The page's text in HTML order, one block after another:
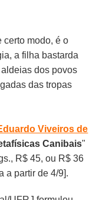
certo modo, é o
a filha bastarda
dos povos
das tropas
Viveiros de
Canibais"
R$ 45, ou R$ 36
a partir de 4/9].